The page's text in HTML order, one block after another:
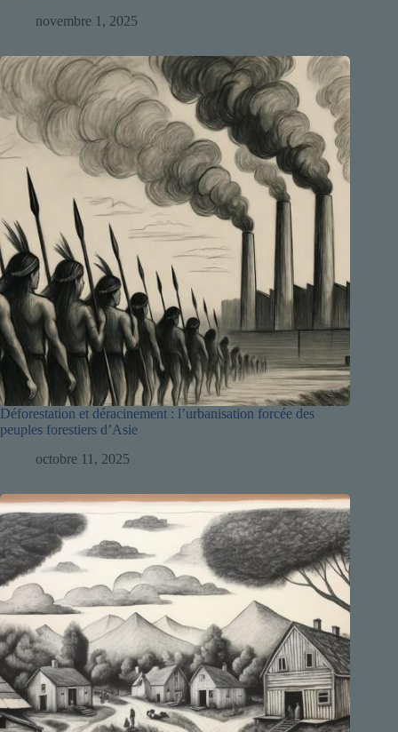
novembre 1, 2025
Déforestation et déracinement : l’urbanisation forcée des
peuples forestiers d’Asie
octobre 11, 2025